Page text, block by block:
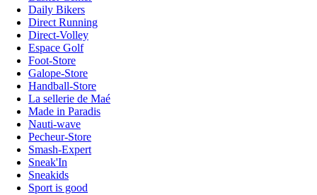
Daily Bikers
Direct Running
Direct-Volley
Espace Golf
Foot-Store
Galope-Store
Handball-Store
La sellerie de Maé
Made in Paradis
Nauti-wave
Pecheur-Store
Smash-Expert
Sneak'In
Sneakids
Sport is good